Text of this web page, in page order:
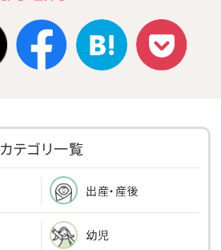
カテゴリ一覧
出産・産後
幼児